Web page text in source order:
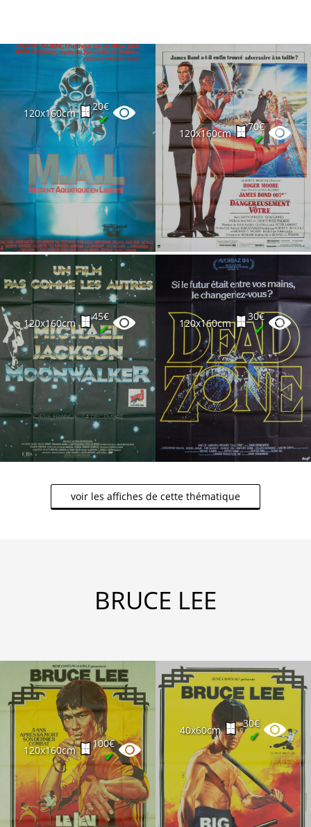
120x160cm
20€
✔
120x160cm
70€
✔
120x160cm
45€
✔ 120x160cm
30€
✔
voir les affiches de cette thématique
BRUCE LEE
120x160cm
100€
✔
40x60cm
30€
✔